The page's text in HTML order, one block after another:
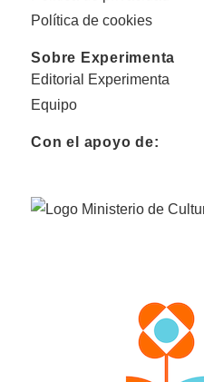
Política de cookies
Sobre Experimenta
Editorial Experimenta
Equipo
Con el apoyo de: